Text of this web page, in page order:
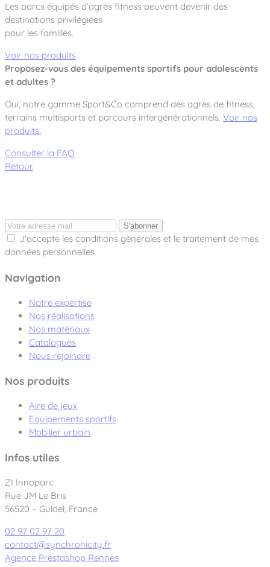
Les parcs équipés d’agrès fitness peuvent devenir des
destinations privilégiées
pour les familles.
Voir nos produits
Proposez-vous des équipements sportifs pour adolescents
et adultes ?
Oui, notre gamme Sport&Co comprend des agrès de fitness,
terrains multisports et parcours intergénérationnels. Voir nos
produits.
Consulter la FAQ
Retour
S'abonner
J'accepte les conditions générales et le traitement de mes
données personnelles
Navigation
Notre expertise
Nos réalisations
Nos matériaux
Catalogues
Nous rejoindre
Nos produits
Aire de jeux
Equipements sportifs
Mobilier urbain
Infos utiles
ZI Innoparc
Rue JM Le Bris
56520 – Guidel, France
02 97 02 97 20
contact@synchronicity.fr
Agence Prestashop Rennes